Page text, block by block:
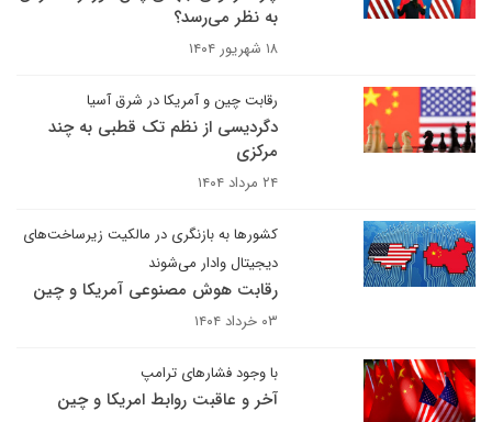
به نظر می‌رسد؟
۱۸ شهریور ۱۴۰۴
رقابت چین و آمریکا در شرق آسیا
دگردیسی از نظم تک قطبی به چند
مرکزی
۲۴ مرداد ۱۴۰۴
کشورها به بازنگری در مالکیت زیرساخت‌های
دیجیتال وادار می‌شوند
رقابت هوش مصنوعی آمریکا و چین
۰۳ خرداد ۱۴۰۴
با وجود فشارهای ترامپ
آخر و عاقبت روابط امریکا و چین